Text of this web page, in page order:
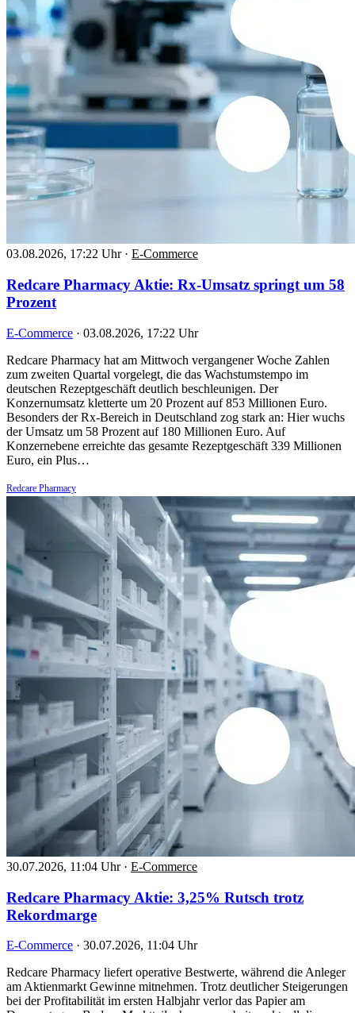
03.08.2026, 17:22 Uhr · E-Commerce
Redcare Pharmacy Aktie: Rx-Umsatz springt um 58
Prozent
E-Commerce · 03.08.2026, 17:22 Uhr
Redcare Pharmacy hat am Mittwoch vergangener Woche Zahlen
zum zweiten Quartal vorgelegt, die das Wachstumstempo im
deutschen Rezeptgeschäft deutlich beschleunigen. Der
Konzernumsatz kletterte um 20 Prozent auf 853 Millionen Euro.
Besonders der Rx-Bereich in Deutschland zog stark an: Hier wuchs
der Umsatz um 58 Prozent auf 180 Millionen Euro. Auf
Konzernebene erreichte das gesamte Rezeptgeschäft 339 Millionen
Euro, ein Plus…
Redcare Pharmacy
30.07.2026, 11:04 Uhr · E-Commerce
Redcare Pharmacy Aktie: 3,25% Rutsch trotz
Rekordmarge
E-Commerce · 30.07.2026, 11:04 Uhr
Redcare Pharmacy liefert operative Bestwerte, während die Anleger
am Aktienmarkt Gewinne mitnehmen. Trotz deutlicher Steigerungen
bei der Profitabilität im ersten Halbjahr verlor das Papier am